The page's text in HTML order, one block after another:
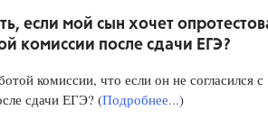
если мой сын хочет
комиссии после сдачи ЕГЭ?
комиссии, что если он не согласился с
сдачи ЕГЭ? (Подробнее...)